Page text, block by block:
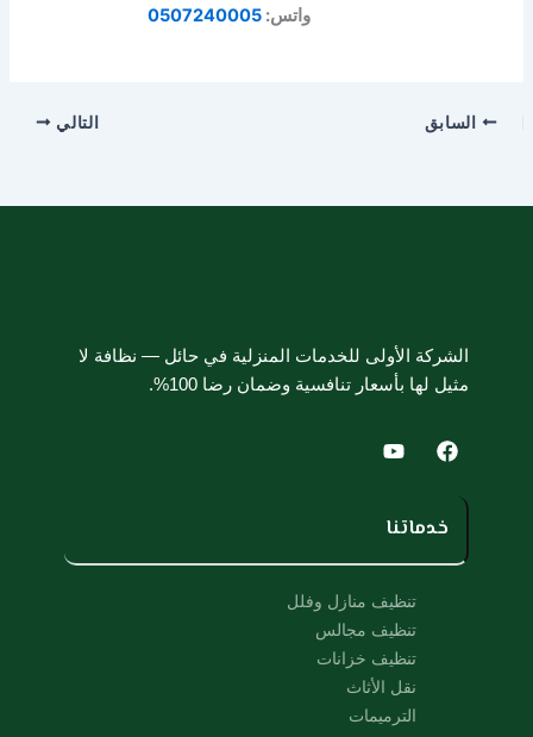
واتس:0507240005
السابق التالي
الشركة الأولى للخدمات المنزلية في حائل — نظافة لا
مثيل لها بأسعار تنافسية وضمان رضا 100%.
F
a
b
o
Y
o
u
e
خدماتنا
تنظيف منازل وفلل
تنظيف مجالس
تنظيف خزانات
نقل الأثاث
الترميمات